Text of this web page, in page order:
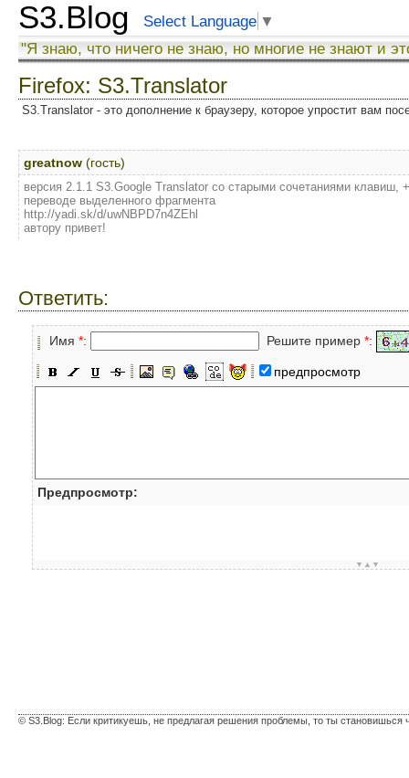
S3.Blog Select Language ▼
"Я знаю, что ничего не знаю, но многие не знают и
Firefox: S3.Translator
S3.Translator - это дополнение к браузеру, которое упростит вам
greatnow (гость)
версия 2.1.1 S3.Google Translator со старыми сочетаниями клавиш,
переводе выделенного фрагмента
http://yadi.sk/d/uwNBPD7n4ZEhl
автору привет!
Ответить:
Имя *: Решите пример *:
предпросмотр
Предпросмотр:
▼▲▼
© S3.Blog: Если критикуешь, не предлагая решения проблемы, то ты становишься